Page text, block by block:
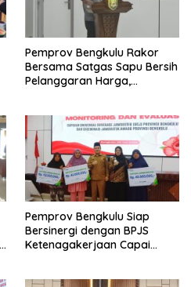
Pemprov Bengkulu Rakor
Bersama Satgas Sapu Bersih
Pelanggaran Harga,
Masih Jadi Sorotan
Pemprov Bengkulu Siap
Bersinergi dengan BPJS
Ketenagakerjaan Capai